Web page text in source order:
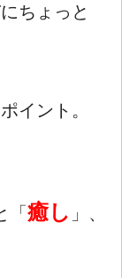
ちょっと
イント。
「 癒し 」、